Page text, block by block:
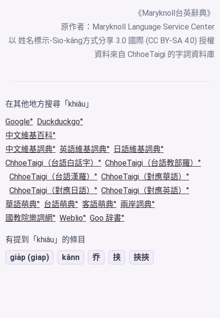
《Maryknoll台英辭典》
原作者：Maryknoll Language Service Center
以 姓名標示-Sio-kâng方式分享 3.0 國際 (CC BY-SA 4.0) 授權
資料來自 ChhoeTaigi 的字詞資料庫
在其他地方搜尋「khiâu」
Google
Duckduckgo
中文維基百科
中文維基詞典
英語維基詞典
日語維基詞典
ChhoeTaigi（台語白話字）
ChhoeTaigi（台語教部羅）
ChhoeTaigi（台語漢羅）
ChhoeTaigi（對應華語）
ChhoeTaigi（對應日語）
ChhoeTaigi（對應英語）
華語萌典
台語萌典 客語萌典
兩岸詞典
國教院樂詞網
Weblio Goo 辞書
有提到「khiâu」的條目
gia̍p (giap)
kânn 乔 挟 挾挾